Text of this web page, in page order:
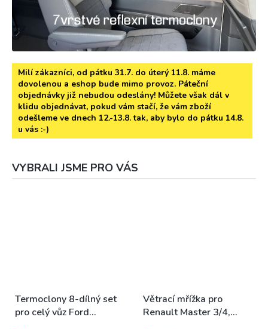
Milí zákazníci, od pátku 31.7. do úterý 11.8. máme
dovolenou a eshop bude mimo provoz. Páteční
objednávky již nebudou odeslány! Můžete však dál v
klidu objednávat, pokud vám stačí, že vám zboží
odešleme ve dnech 12.-13.8. tak, aby bylo do pátku 14.8.
u vás :-)
VYBRALI JSME PRO VÁS
Termoclony 8-dílný set
pro celý vůz Ford
Větrací mřížka pro
Renault Master 3/4,